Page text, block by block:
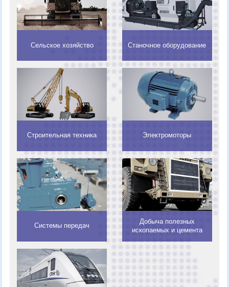
Сельское хозяйство Станочное оборудование
Строительная техника Электромоторы
Системы передач
Добыча полезных
ископаемых и цемента